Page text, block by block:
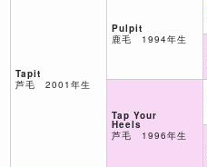
Tapit
芦毛 2001年生
Pulpit
鹿毛 1994年生
Tap Your
Heels
芦毛 1996年生